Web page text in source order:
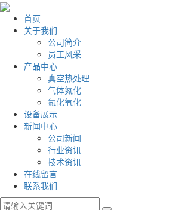
首页
关于我们
公司简介
员工风采
产品中心
真空热处理
气体氮化
氮化氧化
设备展示
新闻中心
公司新闻
行业资讯
技术资讯
在线留言
联系我们